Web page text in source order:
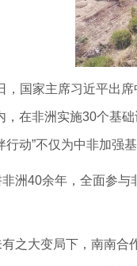
家主席习近平出席
，在非洲实施30个基
行动”不仅为中非加强
40余年，全面参与非
大变局下，南南合作